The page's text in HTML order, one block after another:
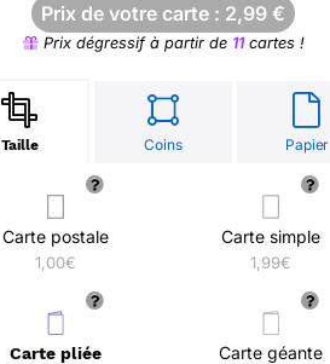
Prix de votre carte : 2,99 €
Prix dégressif à partir de 11cartes !
Taille Coins Papier
Carte postale
1,00€
Carte simple
1,99€
Carte pliée Carte géante